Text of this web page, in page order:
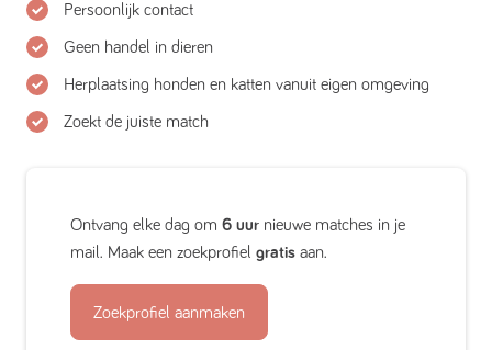
Persoonlijk contact
Geen handel in dieren
Herplaatsing honden en katten vanuit eigen omgeving
Zoekt de juiste match
Ontvang elke dag om 6 uur nieuwe matches in je
mail. Maak een zoekprofiel gratis aan.
Zoekprofiel aanmaken